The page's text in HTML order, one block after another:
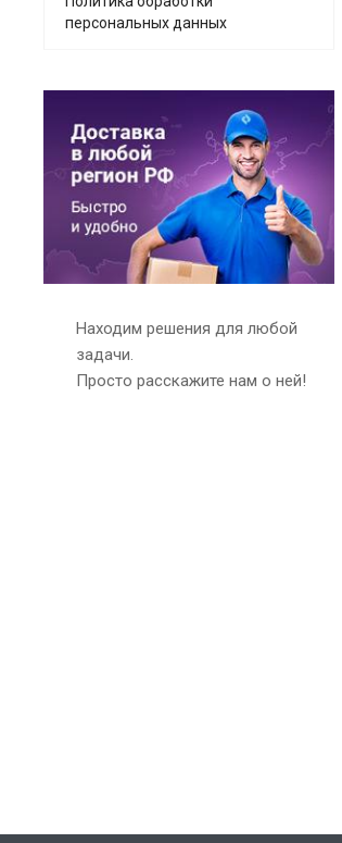
персональных данных
Находим решения для любой
задачи.
Просто расскажите нам о ней!